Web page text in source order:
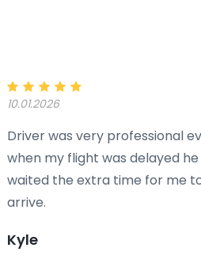
10.01.2026
Driver was very professional
when my flight was delayed he
waited the extra time for me
arrive.
Kyle